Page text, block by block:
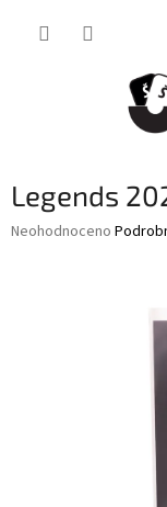
Legends
Průměrné
Neohodnoceno